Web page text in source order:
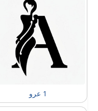
1 عرو